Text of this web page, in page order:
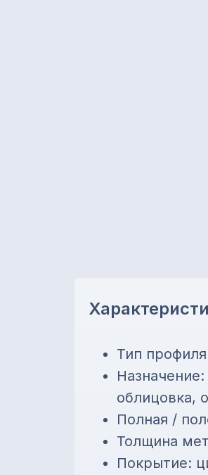
Тип
облицовка,
Полная /
Толщина
Покрытие: